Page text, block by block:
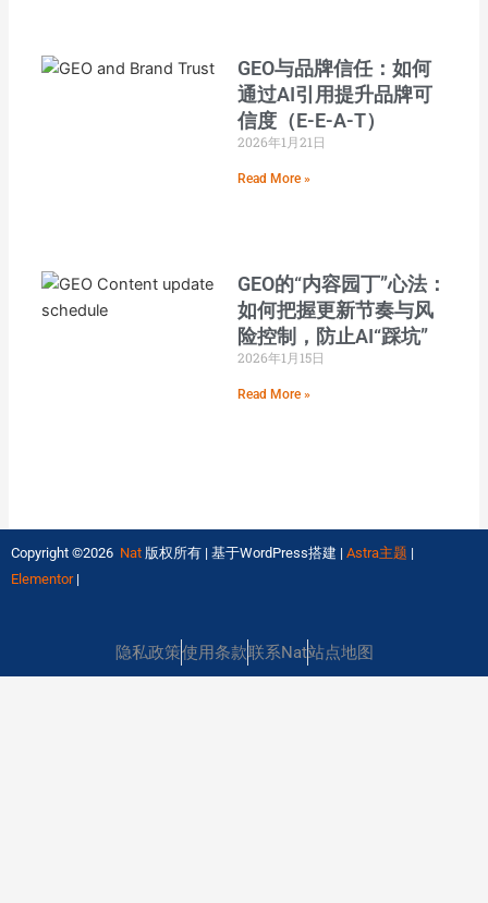
GEO与品牌信任：如何
通过AI引用提升品牌可
信度（E-E-A-T）
2026年1月21日
Read More »
GEO的“内容园丁”心法：
如何把握更新节奏与风
险控制，防止AI“踩坑”
2026年1月15日
Read More »
Copyright ©2026 Nat 版权所有 | 基于WordPress搭建 | Astra主题 |
Elementor|
隐私政策使用条款联系Nat站点地图